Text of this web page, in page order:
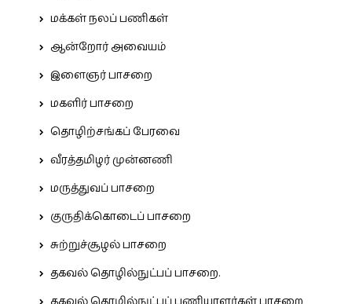
மக்கள் நலப் பணிகள்
ஆன்றோர் அவையம்
இளைஞர் பாசறை
மகளிர் பாசறை
தொழிற்சங்கப் பேரவை
வீரத்தமிழர் முன்னணி
மருத்துவப் பாசறை
குருதிக்கொடைப் பாசறை
சுற்றுச்சூழல் பாசறை
தகவல் தொழில்நுட்பப் பாசறை.